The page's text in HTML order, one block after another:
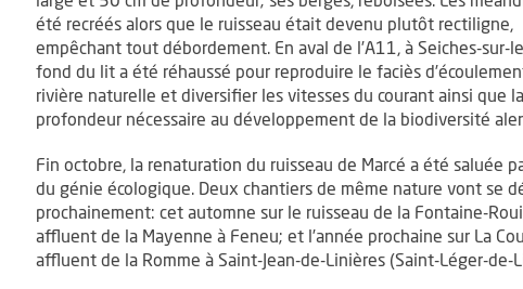
été recréés alors que le ruisseau était devenu plutôt rectiligne,
empêchant tout débordement. En aval de l’A11, à Seiches-sur-
fond du lit a été réhaussé pour reproduire le faciès
rivière naturelle et diversifier les vitesses du courant ainsi que la
profondeur nécessaire au développement de la biodiversité
Fin octobre, la renaturation du ruisseau de Marcé a été saluée
du génie écologique. Deux chantiers de même nature vont se
prochainement: cet automne sur le ruisseau de la Fontaine-
affluent de la Mayenne à Feneu; et l’année prochaine sur La
affluent de la Romme à Saint-Jean-de-Linières (Saint-Léger-de-